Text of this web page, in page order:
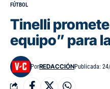
FÚTBOL
Tinelli
equipo” para
PorREDACCIÓNPublicada: